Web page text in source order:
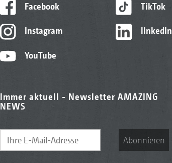
Facebook
Instagram
YouTube
TikTok
linkedIn
Immer aktuell - Newsletter AMAZING
NEWS
Abonnieren